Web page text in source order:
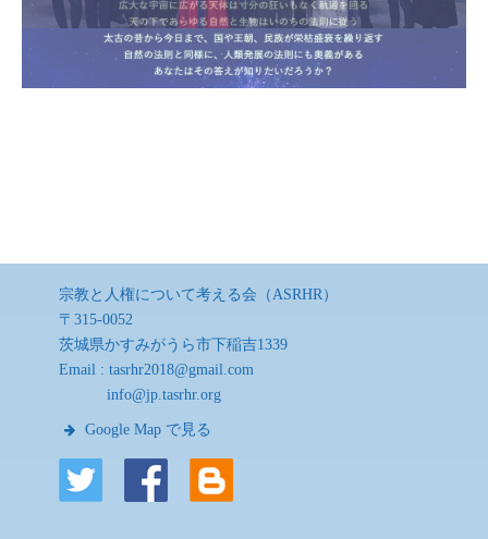
宗教と人権について考える会（ASRHR）
〒315-0052
茨城県かすみがうら市下稲吉1339
Email : tasrhr2018@gmail.com
info@jp.tasrhr.org
Google Map で見る